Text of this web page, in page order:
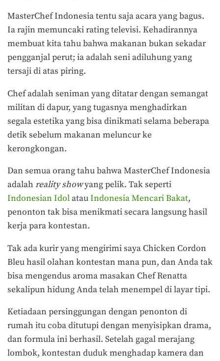
MasterChef Indonesia tentu saja acara yang bagus.
Ia rajin memuncaki rating televisi. Kehadirannya
membuat kita tahu bahwa makanan bukan sekadar
pengganjal perut; ia adalah seni adiluhung yang
tersaji di atas piring.
Chef adalah seniman yang ditatar dengan semangat
militan di dapur, yang tugasnya menghadirkan
segala estetika yang bisa dinikmati selama beberapa
detik sebelum makanan meluncur ke
kerongkongan.
Dan semua orang tahu bahwa MasterChef Indonesia
adalah reality showyang pelik. Tak seperti
Indonesian IdolatauIndonesia Mencari Bakat,
penonton tak bisa menikmati secara langsung hasil
kerja para kontestan.
Tak ada kurir yang mengirimi saya Chicken Cordon
Bleu hasil olahan kontestan mana pun, dan Anda tak
bisa mengendus aroma masakan Chef Renatta
sekalipun hidung Anda telah menempel di layar tipi.
Ketiadaan persinggungan dengan penonton di
rumah itu coba ditutupi dengan menyisipkan drama,
dan formula ini berhasil. Setelah gagal merajang
lombok, kontestan duduk menghadap kamera dan